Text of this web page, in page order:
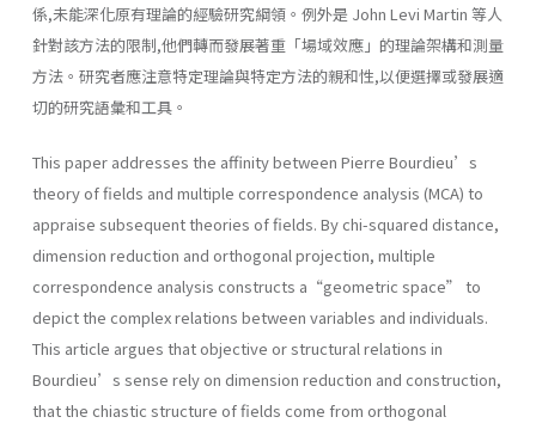
係,未能深化原有理論的經驗研究綱領。例外是 John Levi Martin 等人
針對該方法的限制,他們轉而發展著重「場域效應」的理論架構和測量
方法。研究者應注意特定理論與特定方法的親和性,以便選擇或發展適
切的研究語彙和工具。
This paper addresses the affinity between Pierre Bourdieu’s
theory of fields and multiple correspondence analysis (MCA) to
appraise subsequent theories of fields. By chi-squared distance,
dimension reduction and orthogonal projection, multiple
correspondence analysis constructs a“geometric space” to
depict the complex relations between variables and individuals.
This article argues that objective or structural relations in
Bourdieu’s sense rely on dimension reduction and construction,
that the chiastic structure of fields come from orthogonal